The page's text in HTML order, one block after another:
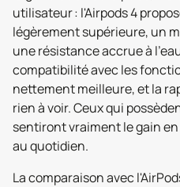
utilisateur : l'Airpods 4
légèrement supérieure, un
une résistance accrue à
compatibilité avec les
nettement meilleure, et la
rien à voir. Ceux qui
sentiront vraiment le gain
au quotidien.
La comparaison avec